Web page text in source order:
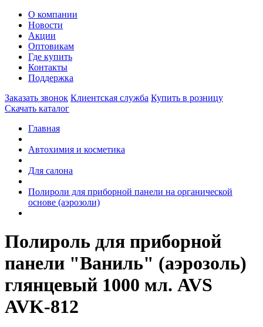
О компании
Новости
Акции
Оптовикам
Где купить
Контакты
Поддержка
Заказать звонок Клиентская служба Купить в розницу
Скачать каталог
Главная
Автохимия и косметика
Для салона
Полироли для приборной панели на органической
основе (аэрозоли)
Полироль для приборной
панели "Ваниль" (аэрозоль)
глянцевый 1000 мл. AVS
AVK-812